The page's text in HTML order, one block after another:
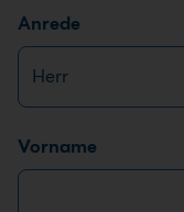
Anrede
Name*
Vorname